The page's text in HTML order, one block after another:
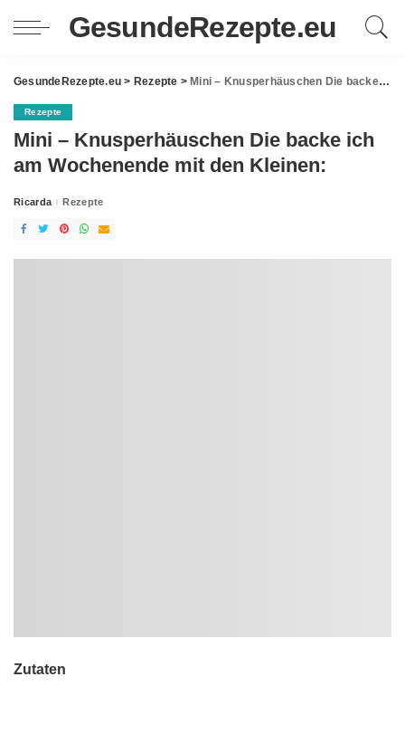
GesundeRezepte.eu
GesundeRezepte.eu > Rezepte > Mini – Knusperhäuschen Die backe ich am Wochenende mit den Kleinen:
Rezepte
Mini – Knusperhäuschen Die backe ich
am Wochenende mit den Kleinen:
Posted
Ricarda Rezepte
Zutaten